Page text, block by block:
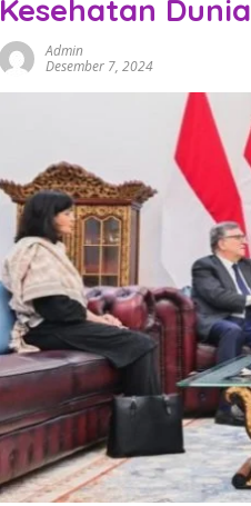
Kesehatan Dunia
Admin
Desember 7, 2024